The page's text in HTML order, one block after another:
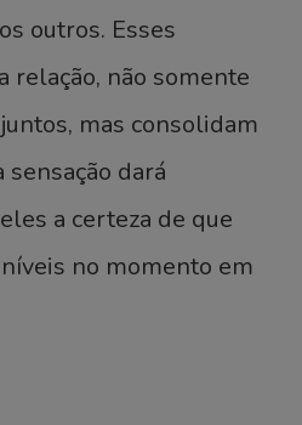
outros. Esses
relação, não somente
mas consolidam
dará
a certeza de que
no momento em